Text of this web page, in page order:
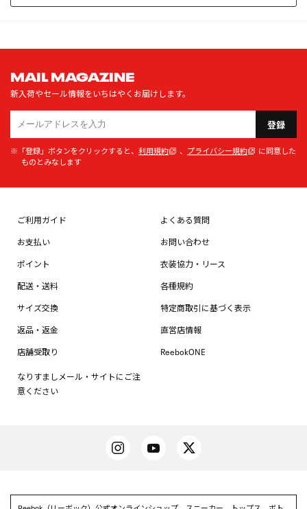
MAIL MAGAZINE
新入荷やセール情報をいちはやくお届けします。
登録
※「登録」ボタンをクリックすると、 利用規約 、 プライバシー規約
に同意した
ものとみなします
ご利用ガイド
お支払い
ポイント
配送・送料
サイズ交換
返品・返金
店舗受取り
なりすましメール・サイトにご注
意ください
よくある質問
お問い合わせ
衣装協力・リース
各種規約
特定商取引に基づく表示
直営店情報
ReebokONE